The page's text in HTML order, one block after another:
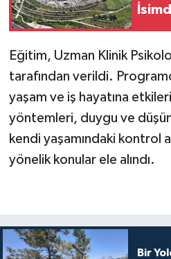
Eğitim, Uzman Klinik
tarafından verildi.
yaşam ve iş hayatına
yöntemleri, duygu ve
kendi yaşamındaki kontrol
yönelik konular ele alındı.
Bir